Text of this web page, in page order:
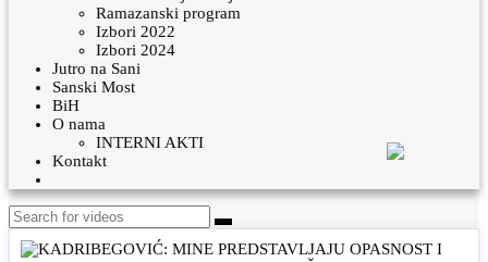
Ramazanski program
Izbori 2022
Izbori 2024
Jutro na Sani
Sanski Most
BiH
O nama
INTERNI AKTI
Kontakt